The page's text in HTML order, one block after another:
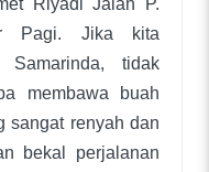
Riyadi Jalan P.
Pagi. Jika kita
tidak
membawa buah
sangat renyah dan
bekal perjalanan